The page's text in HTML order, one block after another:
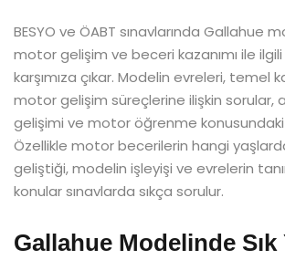
BESYO ve ÖABT sınavlarında Gallahue
motor gelişim ve beceri kazanımı ile
karşımıza çıkar. Modelin evreleri, temel
motor gelişim süreçlerine ilişkin sorular,
gelişimi ve motor öğrenme
Özellikle motor becerilerin hangi
geliştiği, modelin işleyişi ve evrelerin
konular sınavlarda sıkça sorulur.
Gallahue Modelinde Sık